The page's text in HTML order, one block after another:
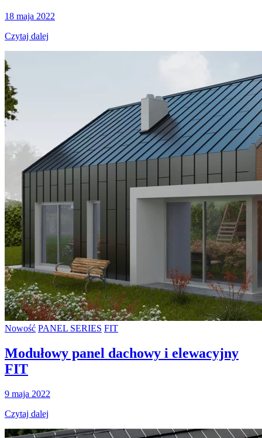
18 maja 2022
Czytaj dalej
Nowość PANEL SERIES FIT
Modułowy panel dachowy i elewacyjny
FIT
9 maja 2022
Czytaj dalej